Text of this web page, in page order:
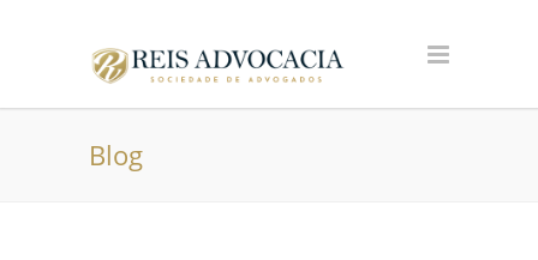
Blog